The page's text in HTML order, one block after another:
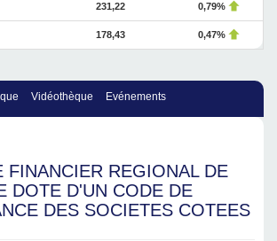
231,22 0,79%
178,43 0,47%
Vidéothèque Evénements
FINANCIER REGIONAL DE
DOTE D'UN CODE DE
DES SOCIETES COTEES